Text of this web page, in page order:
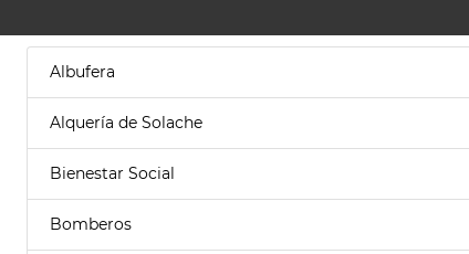
Albufera
Alquería de Solache
Bienestar Social
Bomberos